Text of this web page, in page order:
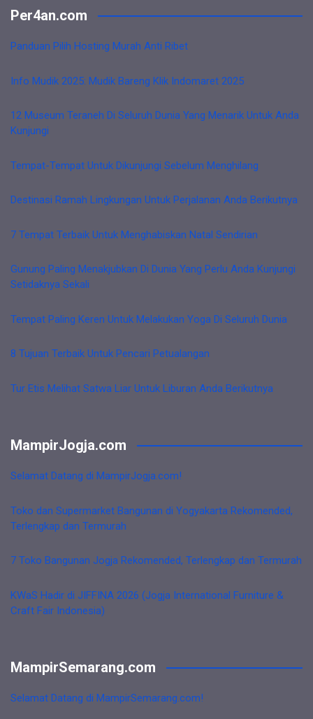
Per4an.com
Panduan Pilih Hosting Murah Anti Ribet
Info Mudik 2025: Mudik Bareng Klik Indomaret 2025
12 Museum Teraneh Di Seluruh Dunia Yang Menarik Untuk Anda
Kunjungi
Tempat-Tempat Untuk Dikunjungi Sebelum Menghilang
Destinasi Ramah Lingkungan Untuk Perjalanan Anda Berikutnya
7 Tempat Terbaik Untuk Menghabiskan Natal Sendirian
Gunung Paling Menakjubkan Di Dunia Yang Perlu Anda Kunjungi
Setidaknya Sekali
Tempat Paling Keren Untuk Melakukan Yoga Di Seluruh Dunia
8 Tujuan Terbaik Untuk Pencari Petualangan
Tur Etis Melihat Satwa Liar Untuk Liburan Anda Berikutnya
MampirJogja.com
Selamat Datang di MampirJogja.com!
Toko dan Supermarket Bangunan di Yogyakarta Rekomended,
Terlengkap dan Termurah
7 Toko Bangunan Jogja Rekomended, Terlengkap dan Termurah
KWaS Hadir di JIFFINA 2026 (Jogja International Furniture &
Craft Fair Indonesia)
MampirSemarang.com
Selamat Datang di MampirSemarang.com!